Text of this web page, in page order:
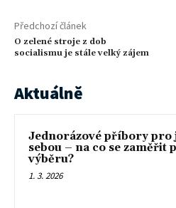
Předchozí článek
‪O zelené stroje z dob
socialismu je stále velký zájem
Aktuálně
Jednorázové příbory pro
sebou – na co se zaměřit
výběru?
1. 3. 2026